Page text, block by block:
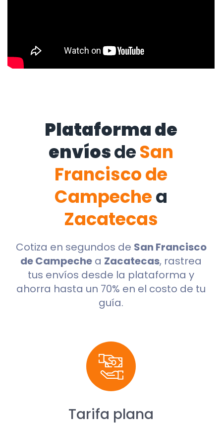
Plataforma de
envíosdeSan
Francisco de
Campechea
Zacatecas
Cotiza en segundos de San Francisco
de Campeche a Zacatecas, rastrea
tus envíos desde la plataforma y
ahorra hasta un 70% en el costo de tu
guía.
Tarifa plana